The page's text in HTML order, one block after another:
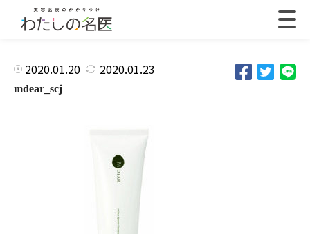
2020.01.20 2020.01.23
mdear_scj